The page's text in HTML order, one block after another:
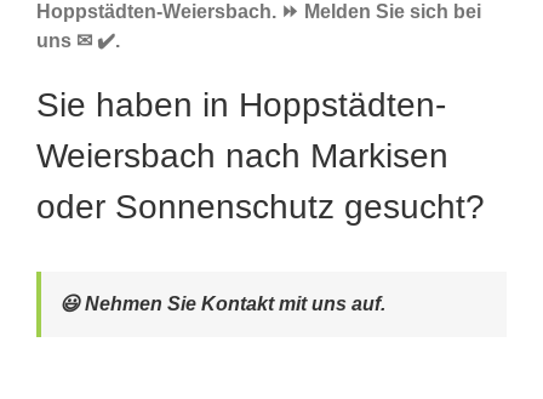
Hoppstädten-Weiersbach. ⏩ Melden Sie sich bei
uns ✉ ✔️.
Sie haben in Hoppstädten-
Weiersbach nach Markisen
oder Sonnenschutz gesucht?
😃 Nehmen Sie Kontakt mit uns auf.